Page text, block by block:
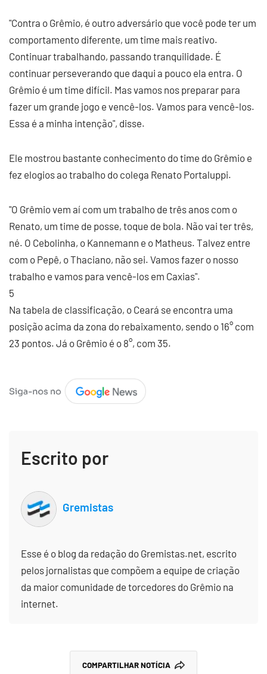
"Contra o Grêmio, é outro adversário que você pode ter um
comportamento diferente, um time mais reativo.
Continuar trabalhando, passando tranquilidade. É
continuar perseverando que daqui a pouco ela entra. O
Grêmio é um time difícil. Mas vamos nos preparar para
fazer um grande jogo e vencê-los. Vamos para vencê-los.
Essa é a minha intenção", disse.
Ele mostrou bastante conhecimento do time do Grêmio e
fez elogios ao trabalho do colega Renato Portaluppi.
"O Grêmio vem aí com um trabalho de três anos com o
Renato, um time de posse, toque de bola. Não vai ter três,
né. O Cebolinha, o Kannemann e o Matheus. Talvez entre
com o Pepê, o Thaciano, não sei. Vamos fazer o nosso
trabalho e vamos para vencê-los em Caxias".
5
Na tabela de classificação, o Ceará se encontra uma
posição acima da zona do rebaixamento, sendo o 16° com
23 pontos. Já o Grêmio é o 8°, com 35.
Escrito por
Gremistas
Esse é o blog da redação do Gremistas.net, escrito
pelos jornalistas que compõem a equipe de criação
da maior comunidade de torcedores do Grêmio na
internet.
COMPARTILHAR NOTÍCIA